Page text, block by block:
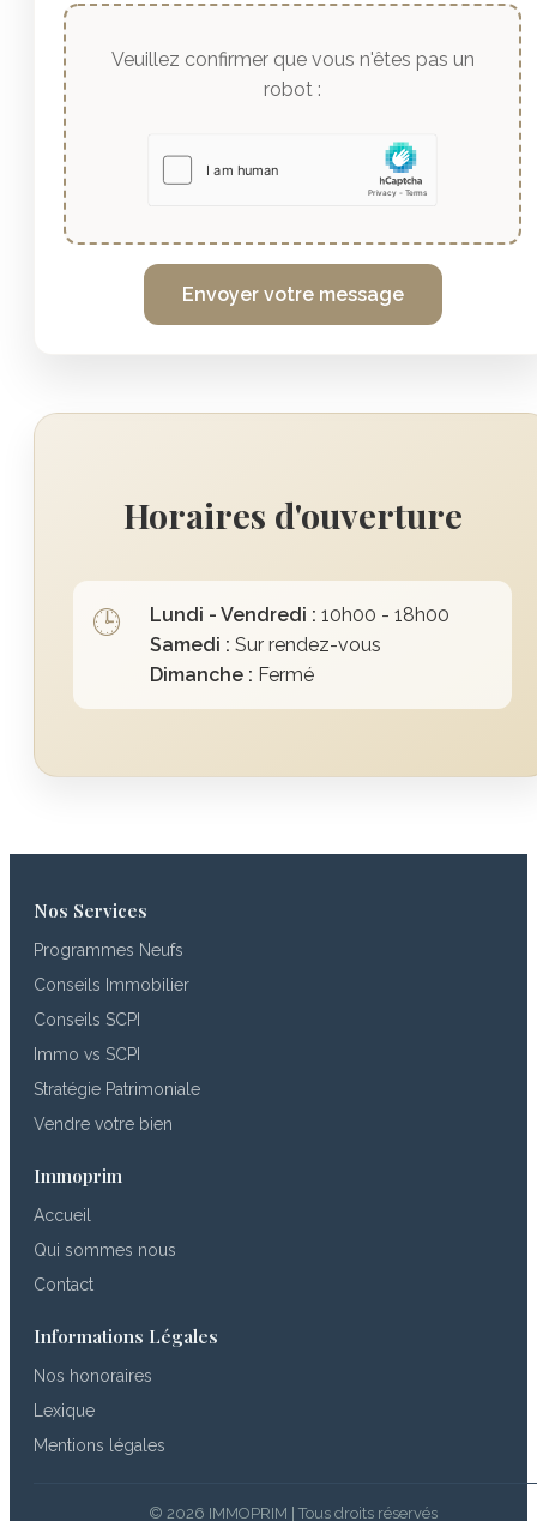
Veuillez confirmer que vous n'êtes pas un
robot :
Envoyer votre message
Horaires d'ouverture
🕒 Lundi - Vendredi : 10h00 - 18h00
Samedi : Sur rendez-vous
Dimanche : Fermé
Nos Services
Programmes Neufs
Conseils Immobilier
Conseils SCPI
Immo vs SCPI
Stratégie Patrimoniale
Vendre votre bien
Immoprim
Accueil
Qui sommes nous
Contact
Informations Légales
Nos honoraires
Lexique
Mentions légales
© 2026 IMMOPRIM | Tous droits réservés